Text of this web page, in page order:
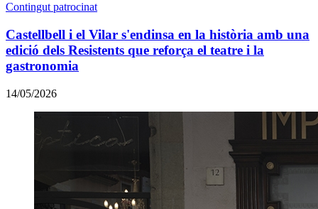
Contingut patrocinat
Castellbell i el Vilar s'endinsa en la història amb una
edició dels Resistents que reforça el teatre i la
gastronomia
14/05/2026